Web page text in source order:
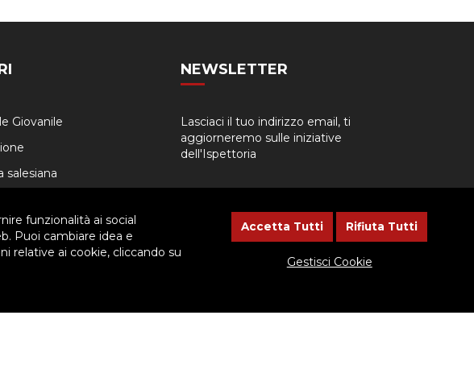
funzionalità ai social
Puoi cambiare idea e
relative ai cookie, cliccando su
Accetta Tutti Rifiuta Tutti
Gestisci Cookie
Giovanile
salesiana
NEWSLETTER
Lasciaci il tuo indirizzo email, ti
aggiorneremo sulle iniziative
dell'Ispettoria